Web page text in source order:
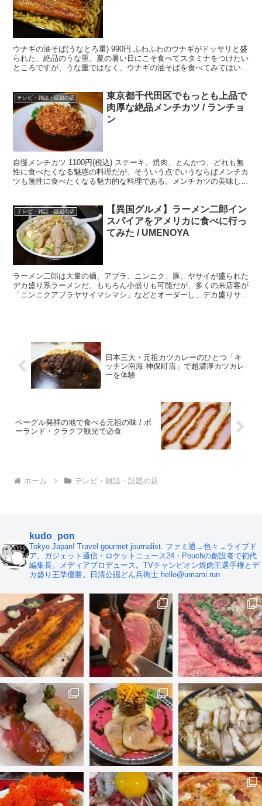
ウナギの油そば(うなとろ重) 990円 ふわふわのウナギがドッサリと盛
られた、絶品のうな重。夏の暑い日にこそ食べてスタミナをつけたい
ところですが、うな重ではなく、ウナギの油そばを食べてみてはいか
テレビ・雑誌・話題の店
東京都千代田区でもっとも上品で
肉厚な絶品メンチカツ / ランチョ
ン
自慢メンチカツ 1100円(税込) ステーキ、焼肉、とんかつ、どれも無
性に食べたくなる魅惑の料理だが、そういう点でいうならばメンチカ
ツも無性に食べたくなる魅力的な料理である。メンチカツの美味しさ
テレビ・雑誌・話題の店
【異国グルメ】ラーメン二郎イン
スパイアをアメリカに食べに行っ
てみた / UMENOYA
ラーメン二郎は大量の麺、アブラ、ニンニク、豚、ヤサイが盛られた
デカ盛り系ラーメンだ。もちろん小盛りも可能だが、多くの来店客が
「ニンニクアブラヤサイマシマシ」などとオーダーし、デカ盛りサイ
日本三大・元祖カツカレーのひとつ「キ
ッチン南海 神保町店」で超濃厚カツカレ
ーを体験
ベーグル発祥の地で食べる元祖の味 / ポ
ーランド・クラクフ観光で必食
ホーム テレビ・雑誌・話題の店
kudo_pon
Tokyo Japan! Travel gourmet journalist. ファミ通→色々→ライブド
ア。ガジェット通信・ロケットニュース24・Pouchの創設者で初代
編集長。メディアプロデュース。TVチャンピオン焼肉王選手権とデ
カ盛り王準優勝。日清公認どん兵衛士 hello@umami.run